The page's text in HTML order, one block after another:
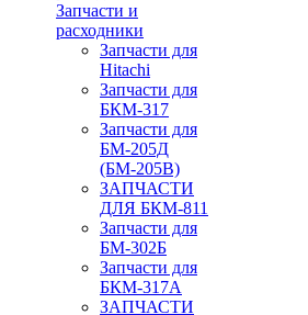
Запчасти и
расходники
Запчасти для
Hitachi
Запчасти для
БКМ-317
Запчасти для
БМ-205Д
(БМ-205В)
ЗАПЧАСТИ
ДЛЯ БКМ-811
Запчасти для
БМ-302Б
Запчасти для
БКМ-317А
ЗАПЧАСТИ